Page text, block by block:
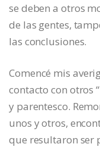
se deben a otros
de las gentes,
las conclusiones.
Comencé mis
contacto con otros
y parentesco.
unos y otros,
que resultaron ser